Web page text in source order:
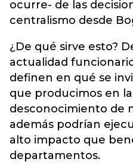
ocurre- de las
centralismo desde
¿De qué sirve esto?
actualidad
definen en qué se
que producimos en
desconocimiento de
además podrían
alto impacto que
departamentos.